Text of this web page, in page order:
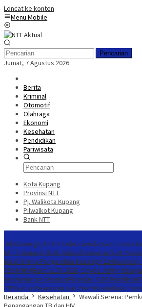
Loncat ke konten
Menu Mobile
Pencarian
Jumat, 7 Agustus 2026
Berita
Kriminal
Otomotif
Olahraga
Ekonomi
Kesehatan
Pendidikan
Pariwisata
Kota Kupang
Provinsi NTT
Pj. Walikota Kupang
Pilwalkot Kupang
Bank NTT
Jalin Sinergi, BI NTT Gelar Garuda Sakti Cross
NTT Triwulan II 2026 Tumbuh Sebesar 5,01
Baru Terima Pengarahan Kasbrigif 21/Komodo,
939/MMM Buka SLCN 2026, Sekda Jeffry:
Keselamatan Sebagai Prioritas OJK Terbitkan
2026, Atur Pelaporan dan Permintaan Data
Beranda
Kesehatan
Wawali Serena: